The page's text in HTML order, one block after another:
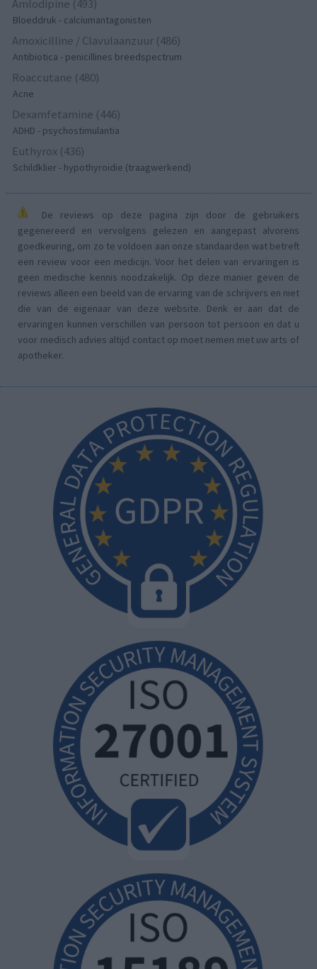
Amlodipine (493)
Bloeddruk - calciumantagonisten
Amoxicilline / Clavulaanzuur (486)
Antibiotica - penicillines breedspectrum
Roaccutane (480)
Acne
Dexamfetamine (446)
ADHD - psychostimulantia
Euthyrox (436)
Schildklier - hypothyroidie (traagwerkend)
De reviews op deze pagina zijn door de gebruikers
gegenereerd en vervolgens gelezen en aangepast alvorens
goedkeuring, om zo te voldoen aan onze standaarden wat betreft
een review voor een medicijn. Voor het delen van ervaringen is
geen medische kennis noodzakelijk. Op deze manier geven de
reviews alleen een beeld van de ervaring van de schrijvers en niet
die van de eigenaar van deze website. Denk er aan dat de
ervaringen kunnen verschillen van persoon tot persoon en dat u
voor medisch advies altijd contact op moet nemen met uw arts of
apotheker.